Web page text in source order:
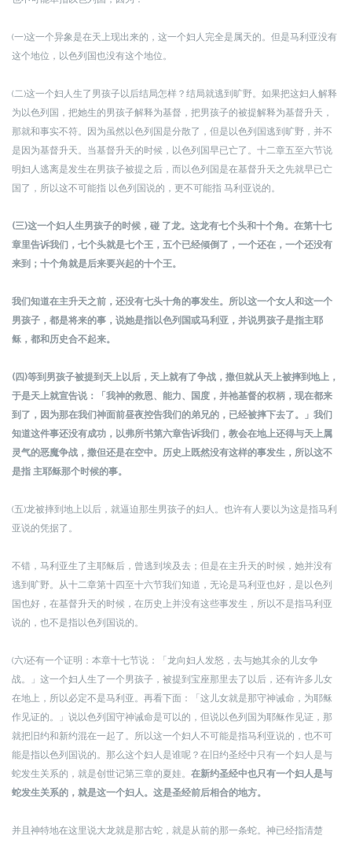
(一)这一个异象是在天上现出来的，这一个妇人完全是属天的。但是马利亚没有
这个地位，以色列国也没有这个地位。
(二)这一个妇人生了男孩子以后结局怎样？结局就逃到旷野。如果把这妇人解释
为以色列国，把她生的男孩子解释为基督，把男孩子的被提解释为基督升天，
那就和事实不符。因为虽然以色列国是分散了，但是以色列国逃到旷野，并不
是因为基督升天。当基督升天的时候，以色列国早已亡了。十二章五至六节说
明妇人逃离是发生在男孩子被提之后，而以色列国是在基督升天之先就早已亡
国了，所以这不可能指 以色列国说的，更不可能指 马利亚说的。
(三)这一个妇人生男孩子的时候，碰 了龙。这龙有七个头和十个角。在第十七
章里告诉我们，七个头就是七个王，五个已经倾倒了，一个还在，一个还没有
来到；十个角就是后来要兴起的十个王。
我们知道在主升天之前，还没有七头十角的事发生。所以这一个女人和这一个
男孩子，都是将来的事，说她是指以色列国或马利亚，并说男孩子是指主耶
稣，都和历史合不起来。
(四)等到男孩子被提到天上以后，天上就有了争战，撒但就从天上被摔到地上，
于是天上就宣告说：「我神的救恩、能力、国度，并祂基督的权柄，现在都来
到了，因为那在我们神面前昼夜控告我们的弟兄的，已经被摔下去了。」我们
知道这件事还没有成功，以弗所书第六章告诉我们，教会在地上还得与天上属
灵气的恶魔争战，撒但还是在空中。历史上既然没有这样的事发生，所以这不
是指 主耶稣那个时候的事。
(五)龙被摔到地上以后，就逼迫那生男孩子的妇人。也许有人要以为这是指马利
亚说的凭据了。
不错，马利亚生了主耶稣后，曾逃到埃及去；但是在主升天的时候，她并没有
逃到旷野。从十二章第十四至十六节我们知道，无论是马利亚也好，是以色列
国也好，在基督升天的时候，在历史上并没有这些事发生，所以不是指马利亚
说的，也不是指以色列国说的。
(六)还有一个证明：本章十七节说：「龙向妇人发怒，去与她其余的儿女争
战。」这一个妇人生了一个男孩子，被提到宝座那里去了以后，还有许多儿女
在地上，所以必定不是马利亚。再看下面：「这儿女就是那守神诫命，为耶稣
作见证的。」说以色列国守神诫命是可以的，但说以色列国为耶稣作见证，那
就把旧约和新约混在一起了。所以这一个妇人不可能是指马利亚说的，也不可
能是指以色列国说的。 那么这个妇人是谁呢？在旧约圣经中只有一个妇人是与
蛇发生关系的，就是创世记第三章的夏娃。 在新约圣经中也只有一个妇人是与
蛇发生关系的，就是这一个妇人。这是圣经前后相合的地方。
并且神特地在这里说大龙就是那古蛇，就是从前的那一条蛇。神已经指清楚